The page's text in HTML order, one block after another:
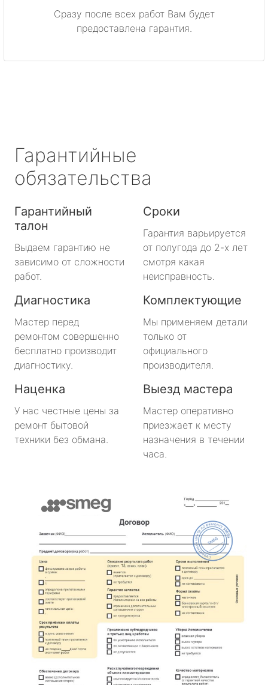
Сразу после всех работ Вам будет
предоставлена гарантия.
Гарантийные
обязательства
Гарантийный
талон
Выдаем гарантию не
зависимо от сложности
работ.
Сроки
Гарантия варьируется
от полугода до 2-х лет
смотря какая
неисправность.
Диагностика
Мастер перед
ремонтом совершенно
бесплатно производит
диагностику.
Комплектующие
Мы применяем детали
только от
официального
производителя.
Наценка
У нас честные цены за
ремонт бытовой
техники без обмана.
Выезд мастера
Мастер оперативно
приезжает к месту
назначения в течении
часа.